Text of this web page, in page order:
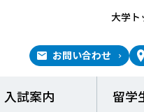
大学ト
お問い合わせ
入試案内 留学